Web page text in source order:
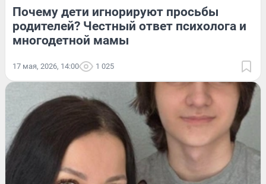
Почему дети игнорируют просьбы
родителей? Честный ответ психолога и
многодетной мамы
17 мая, 2026, 14:00 1 025